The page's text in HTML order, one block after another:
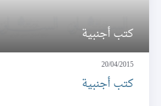
كتب أجنبية
20/04/2015
كتب أجنبية